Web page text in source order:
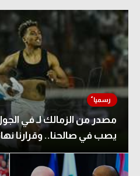
مصدر من الزمالك لـ في
يصب في صالحنا.. وقرارنا